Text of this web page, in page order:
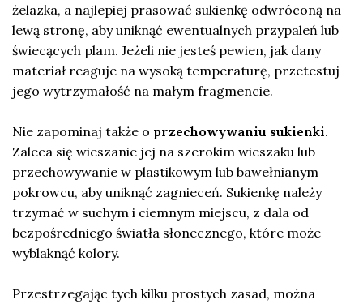
żelazka, a najlepiej prasować sukienkę odwróconą na
lewą stronę, aby uniknąć ewentualnych przypaleń lub
świecących plam. Jeżeli nie jesteś pewien, jak dany
materiał reaguje na wysoką temperaturę, przetestuj
jego wytrzymałość na małym fragmencie.
Nie zapominaj także o przechowywaniu sukienki.
Zaleca się wieszanie jej na szerokim wieszaku lub
przechowywanie w plastikowym lub bawełnianym
pokrowcu, aby uniknąć zagnieceń. Sukienkę należy
trzymać w suchym i ciemnym miejscu, z dala od
bezpośredniego światła słonecznego, które może
wyblaknąć kolory.
Przestrzegając tych kilku prostych zasad, można